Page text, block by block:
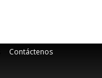
Contáctenos